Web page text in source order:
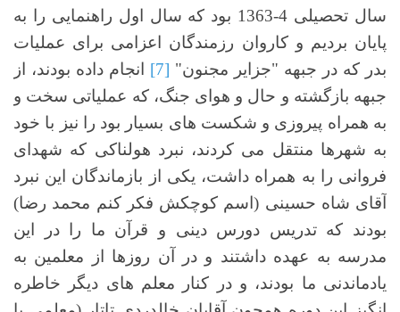
سال تحصیلی 4-1363 بود که سال اول راهنمایی را به
پایان بردیم و کاروان رزمندگان اعزامی برای عملیات
بدر که در جبهه "جزایر مجنون" [7]
انجام داده بودند، از
جبهه بازگشته و حال و هوای جنگ، که عملیاتی سخت و
به همراه پیروزی و شکست های بسیار بود را نیز با خود
به شهرها منتقل می کردند، نبرد هولناکی که شهدای
فروانی را به همراه داشت، یکی از بازماندگان این نبرد
آقای شاه حسینی (اسم کوچکش فکر کنم محمد رضا)
بودند که تدریس دورس دینی و قرآن ما را در این
مدرسه به عهده داشتند و در آن روزها از معلمین به
یادماندنی ما بودند، و در کنار معلم های دیگر خاطره